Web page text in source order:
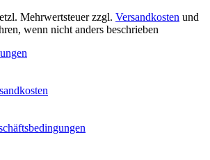
Mehrwertsteuer zzgl. Versandkosten und
wenn nicht anders beschrieben